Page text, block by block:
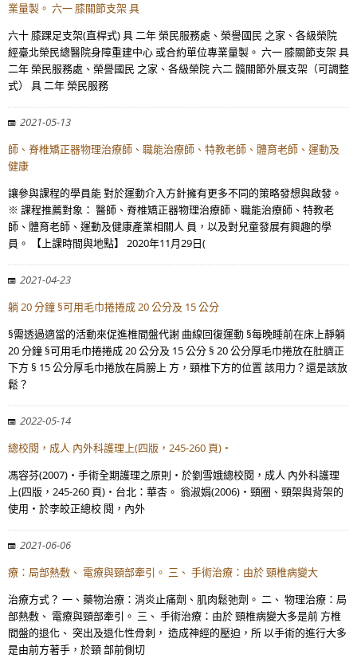
業量製。 六一 膝關節支架 具
六十 膝踝足支架(直桿式) 具 二年 榮民服務處、榮譽國民 之家、各級榮院
經臺北榮民總醫院身障重建中心 或合約單位專業量製。 六一 膝關節支架 具
二年 榮民服務處、榮譽國民 之家、各級榮院 六二 髖關節外展支架（可調整
式） 具 二年 榮民服務
2021-05-13
師、脊椎矯正器物理治療師、職能治療師、特教老師、體育老師、運動及
健康
讓參與課程的學員能 對於運動介入方針擁有更多不同的策略發想與啟發。
※ 課程推薦對象： 醫師、脊椎矯正器物理治療師、職能治療師、特教老
師、體育老師、運動及健康產業相關人 員，以及對兒童發展有興趣的學
員。 【上課時間與地點】 2020年11月29日(
2021-04-23
躺 20 分鐘 §可用毛巾捲捲成 20 公分及 15 公分
§需透過適當的活動來促進椎間盤代謝 曲線回復運動 §每晚睡前在床上靜躺
20 分鐘 §可用毛巾捲捲成 20 公分及 15 公分 § 20 公分厚毛巾捲放在肚臍正
下方 § 15 公分厚毛巾捲放在肩膀上 方，頸椎下方的位置 該用力？還是該放
鬆？
2022-05-14
總校閱，成人 內外科護理上(四版，245-260 頁)‧
馮容芬(2007)‧手術全期護理之原則‧於劉雪娥總校閱，成人 內外科護理
上(四版，245-260 頁)‧台北：華杏。 翁淑娟(2006)‧頸圈、頸架與背架的
使用‧於李皎正總校 閱，內外
2021-06-06
療：局部熱敷、 電療與頸部牽引。 三、 手術治療：由於 頸椎病變大
治療方式？ 一、藥物治療：消炎止痛劑、肌肉鬆弛劑。 二、 物理治療：局
部熱敷、 電療與頸部牽引。 三、 手術治療：由於 頸椎病變大多是前 方椎
間盤的退化、 突出及退化性骨刺， 造成神經的壓迫，所 以手術的進行大多
是由前方著手，於頸 部前側切